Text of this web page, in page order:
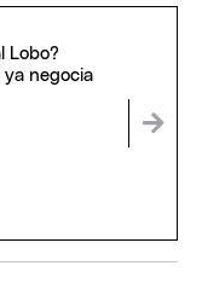
Lobo?
ya negocia